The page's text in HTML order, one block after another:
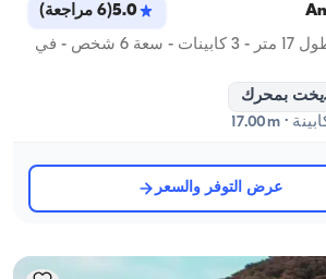
5.0
(
6 مراجعة)
يخت بمحرك فاخر بطول 17 متر - 3 كابينات - سعة 6 شخص - في
يخت بمحرك
عرض التوفر والسعر